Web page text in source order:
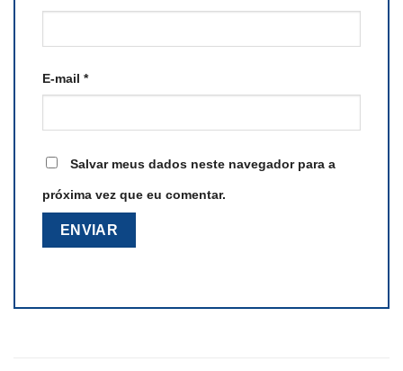
E-mail *
Salvar meus dados neste navegador para a
próxima vez que eu comentar.